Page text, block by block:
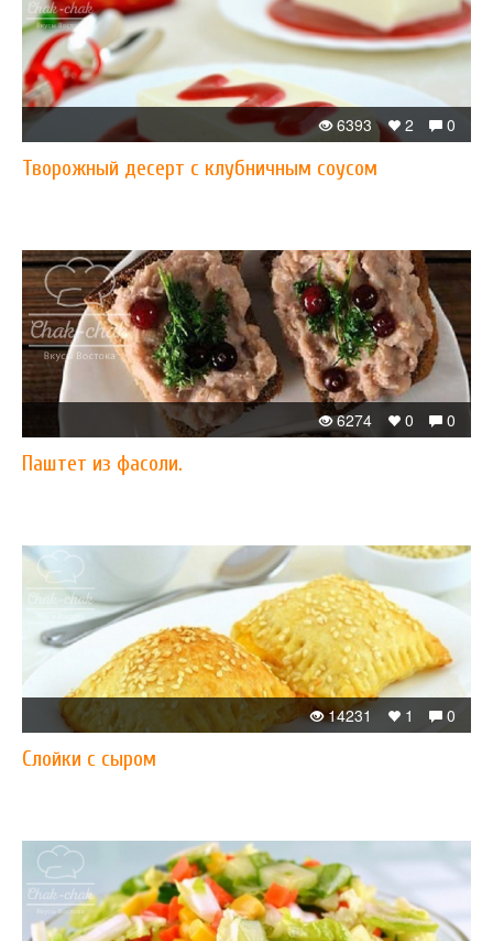
0
2
6393
Творожный десерт с клубничным соусом
0
0
6274
Паштет из фасоли.
0
1
14231
Слойки с сыром